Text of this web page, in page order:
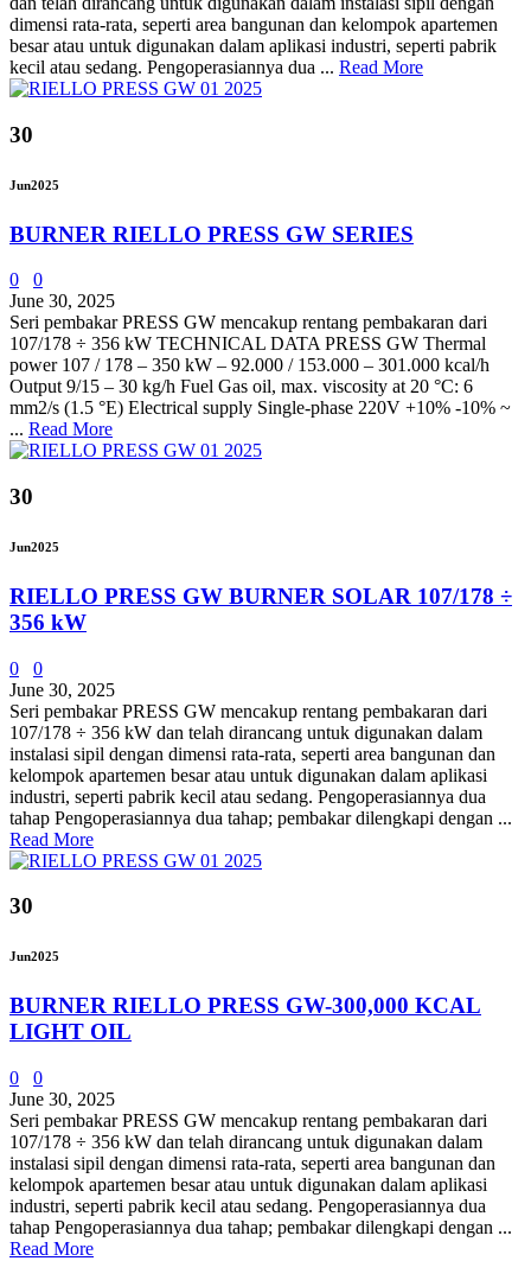
dimensi rata-rata, seperti area bangunan dan kelompok apartemen
besar atau untuk digunakan dalam aplikasi industri, seperti pabrik
kecil atau sedang. Pengoperasiannya dua ... Read More
30
Jun2025
BURNER RIELLO PRESS GW SERIES
0
0
June 30, 2025
Seri pembakar PRESS GW mencakup rentang pembakaran dari
107/178 ÷ 356 kW TECHNICAL DATA PRESS GW Thermal
power 107 / 178 – 350 kW – 92.000 / 153.000 – 301.000 kcal/h
Output 9/15 – 30 kg/h Fuel Gas oil, max. viscosity at 20 °C: 6
mm2/s (1.5 °E) Electrical supply Single-phase 220V +10% -10% ~
... Read More
30
Jun2025
RIELLO PRESS GW BURNER SOLAR 107/178 ÷
356 kW
0
0
June 30, 2025
Seri pembakar PRESS GW mencakup rentang pembakaran dari
107/178 ÷ 356 kW dan telah dirancang untuk digunakan dalam
instalasi sipil dengan dimensi rata-rata, seperti area bangunan dan
kelompok apartemen besar atau untuk digunakan dalam aplikasi
industri, seperti pabrik kecil atau sedang. Pengoperasiannya dua
tahap Pengoperasiannya dua tahap; pembakar dilengkapi dengan ...
Read More
30
Jun2025
BURNER RIELLO PRESS GW-300,000 KCAL
LIGHT OIL
0
0
June 30, 2025
Seri pembakar PRESS GW mencakup rentang pembakaran dari
107/178 ÷ 356 kW dan telah dirancang untuk digunakan dalam
instalasi sipil dengan dimensi rata-rata, seperti area bangunan dan
kelompok apartemen besar atau untuk digunakan dalam aplikasi
industri, seperti pabrik kecil atau sedang. Pengoperasiannya dua
tahap Pengoperasiannya dua tahap; pembakar dilengkapi dengan ...
Read More